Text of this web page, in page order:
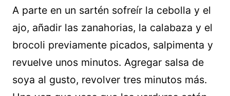
A parte en un sartén sofreír la cebolla y el
ajo, añadir las zanahorias, la calabaza y el
brocoli previamente picados, salpimenta y
revuelve unos minutos. Agregar salsa de
soya al gusto, revolver tres minutos más.